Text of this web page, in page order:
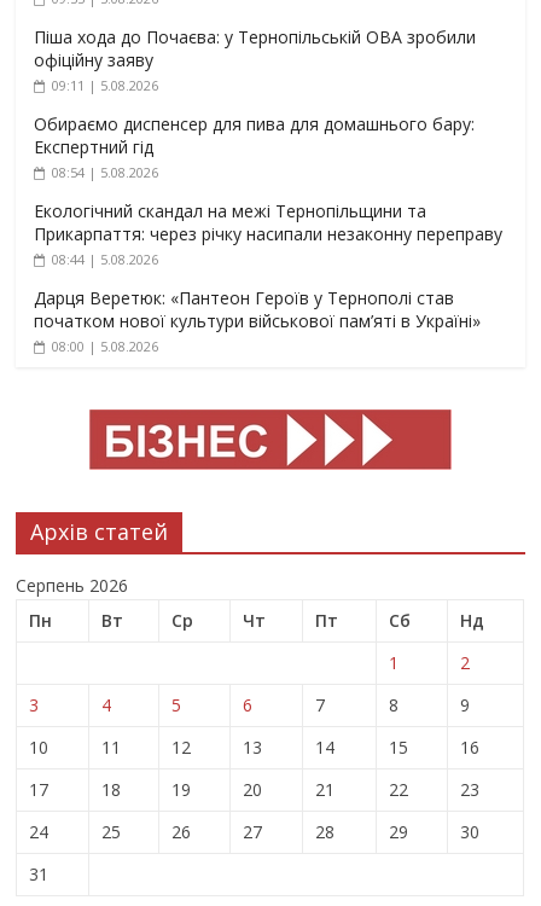
Піша хода до Почаєва: у Тернопільській ОВА зробили
офіційну заяву
09:11 | 5.08.2026
Обираємо диспенсер для пива для домашнього бару:
Експертний гід
08:54 | 5.08.2026
Екологічний скандал на межі Тернопільщини та
Прикарпаття: через річку насипали незаконну переправу
08:44 | 5.08.2026
Дарця Веретюк: «Пантеон Героїв у Тернополі став
початком нової культури військової пам’яті в Україні»
08:00 | 5.08.2026
Архів статей
Серпень 2026
Пн
Вт Ср Чт Пт Сб
Нд
1
2
3
4 5 6 7 8
9
10
11 12 13 14 15
16
17
18 19 20 21 22
23
24
25 26 27 28 29
30
31